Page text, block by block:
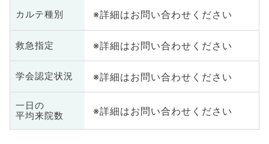
カルテ種別 ※詳細はお問い合わせください
救急指定 ※詳細はお問い合わせください
学会認定状況 ※詳細はお問い合わせください
一日の
平均来院数
※詳細はお問い合わせください